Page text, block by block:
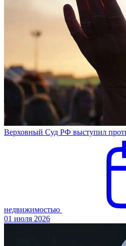
Верховный Суд РФ выступил
недвижимостью
01 июля 2026